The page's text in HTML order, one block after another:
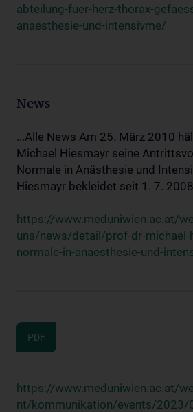
abteilung-fuer-herz-thorax-
anaesthesie-und-intensivme/
News
...Alle News Am 25. März 2010
Michael Hiesmayr seine
Normale in Anästhesie und
Hiesmayr bekleidet seit 1. 7.
https://www.meduniwien.ac.at/
uns/news/detail/prof-dr-michael-
normale-in-anaesthesie-und-
PDF
https://www.meduniwien.ac.at/
nt/kommunikation/events/2023/